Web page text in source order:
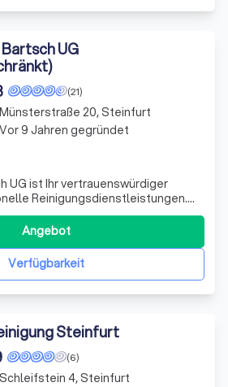
UG
(21)
UG ist Ihr vertrauenswürdiger
Reinigungsdienstleistungen.
und unserem geschulten Personal
von Verschmutzung. Ob
Vogelkot auf dem
Verschmutzungen
Verfügbarkeit
Angebot
Münsterstraße 20, Steinfurt
Vor 9 Jahren gegründet
Steinfurt
(6)
Schleifstein 4, Steinfurt